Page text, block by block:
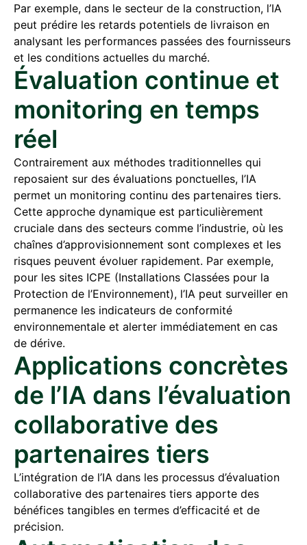
Par exemple, dans le secteur de la construction, l’IA
peut prédire les retards potentiels de livraison en
analysant les performances passées des fournisseurs
et les conditions actuelles du marché.
Évaluation continue et
monitoring en temps
réel
Contrairement aux méthodes traditionnelles qui
reposaient sur des évaluations ponctuelles, l’IA
permet un monitoring continu des partenaires tiers.
Cette approche dynamique est particulièrement
cruciale dans des secteurs comme l’industrie, où les
chaînes d’approvisionnement sont complexes et les
risques peuvent évoluer rapidement. Par exemple,
pour les sites ICPE (Installations Classées pour la
Protection de l’Environnement), l’IA peut surveiller en
permanence les indicateurs de conformité
environnementale et alerter immédiatement en cas
de dérive.
Applications concrètes
de l’IA dans l’évaluation
collaborative des
partenaires tiers
L’intégration de l’IA dans les processus d’évaluation
collaborative des partenaires tiers apporte des
bénéfices tangibles en termes d’efficacité et de
précision.